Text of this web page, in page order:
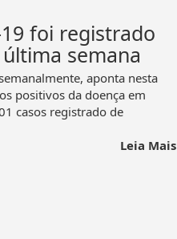
foi registrado
semana
aponta nesta
positivos da doença em
casos registrado de
Leia Mais